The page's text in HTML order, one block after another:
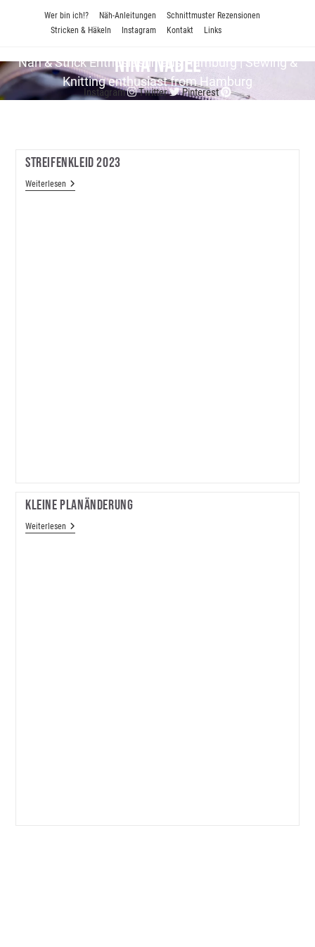
Wer bin ich!? Näh-Anleitungen
Schnittmuster Rezensionen
Stricken & Häkeln
Instagram Kontakt Links
Nina Nadel
Näh & Strick En­thu­si­as­tin aus Hamburg | Sewing &
Knitting enthusiast from Hamburg
Instagram Twitter Pinterest
Streifenkleid 2023
WeiterlesenStreifenkleid
Kleine Planänderung
WeiterlesenKleine